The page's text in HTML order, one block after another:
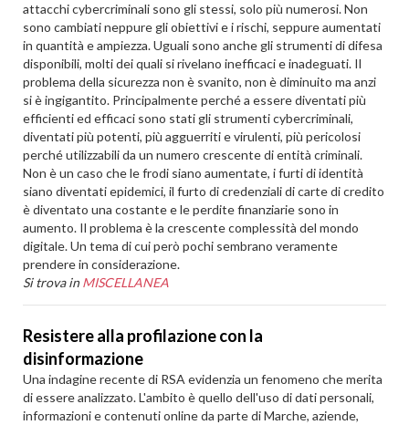
attacchi cybercriminali sono gli stessi, solo più numerosi. Non
sono cambiati neppure gli obiettivi e i rischi, seppure aumentati
in quantità e ampiezza. Uguali sono anche gli strumenti di difesa
disponibili, molti dei quali si rivelano inefficaci e inadeguati. Il
problema della sicurezza non è svanito, non è diminuito ma anzi
si è ingigantito. Principalmente perché a essere diventati più
efficienti ed efficaci sono stati gli strumenti cybercriminali,
diventati più potenti, più agguerriti e virulenti, più pericolosi
perché utilizzabili da un numero crescente di entità criminali.
Non è un caso che le frodi siano aumentate, i furti di identità
siano diventati epidemici, il furto di credenziali di carte di credito
è diventato una costante e le perdite finanziarie sono in
aumento. Il problema è la crescente complessità del mondo
digitale. Un tema di cui però pochi sembrano veramente
prendere in considerazione.
Si trova in MISCELLANEA
Resistere alla profilazione con la
disinformazione
Una indagine recente di RSA evidenzia un fenomeno che merita
di essere analizzato. L'ambito è quello dell'uso di dati personali,
informazioni e contenuti online da parte di Marche, aziende,